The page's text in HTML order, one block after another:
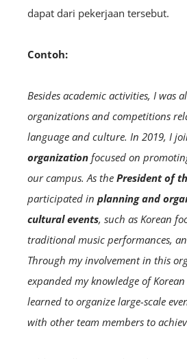
dapat dari pekerjaan tersebut.
Contoh:
Besides academic activities, I was
organizations and competitions
language and culture. In 2019, I
organization focused on
our campus. As the Presidentof
participated in planning and
cultural events, such as Korean
traditional music performances,
Through my involvement in this
expanded my knowledge of
learned to organize large-scale
with other team members to